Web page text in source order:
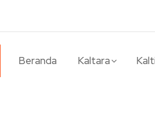
Beranda Kaltara